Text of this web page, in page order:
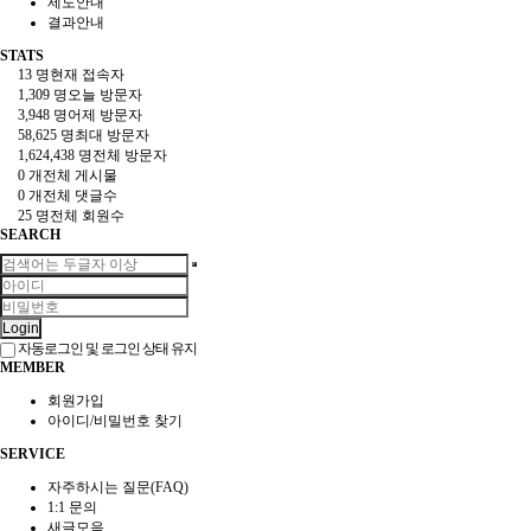
결과안내
STATS
13 명현재 접속자
1,309 명오늘 방문자
3,948 명어제 방문자
58,625 명최대 방문자
1,624,438 명전체 방문자
0 개 전체 게시물
0 개 전체 댓글수
25 명전체 회원수
SEARCH
Login
자동로그인 및 로그인 상태 유지
MEMBER
회원가입
아이디/비밀번호 찾기
SERVICE
자주하시는 질문(FAQ)
1:1 문의
새글모음